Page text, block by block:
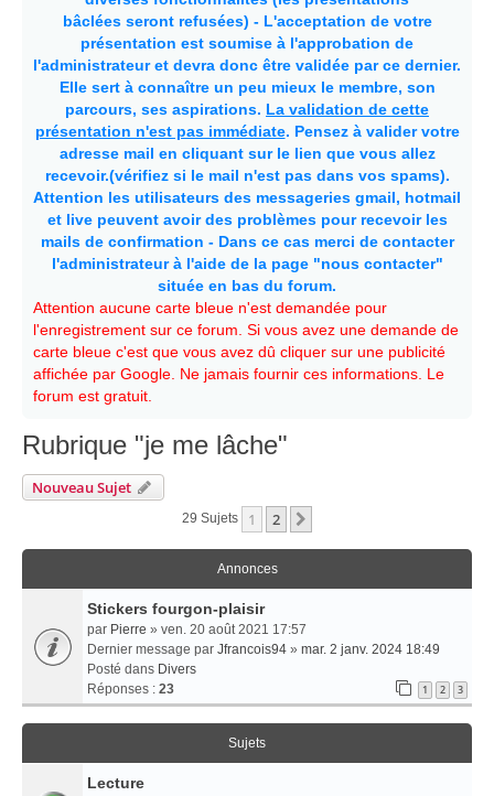
bâclées seront refusées) - L'acceptation de votre
présentation est soumise à l'approbation de
l'administrateur et devra donc être validée par ce dernier.
Elle sert à connaître un peu mieux le membre, son
parcours, ses aspirations. La validation de cette
présentation n'est pas immédiate. Pensez à valider votre
adresse mail en cliquant sur le lien que vous allez
recevoir.(vérifiez si le mail n'est pas dans vos spams).
Attention les utilisateurs des messageries gmail, hotmail
et live peuvent avoir des problèmes pour recevoir les
mails de confirmation - Dans ce cas merci de contacter
l'administrateur à l'aide de la page "nous contacter"
située en bas du forum.
Attention aucune carte bleue n'est demandée pour
l'enregistrement sur ce forum. Si vous avez une demande de
carte bleue c'est que vous avez dû cliquer sur une publicité
affichée par Google. Ne jamais fournir ces informations. Le
forum est gratuit.
Rubrique "je me lâche"
Nouveau Sujet
29 Sujets 1 2
Annonces
Stickers fourgon-plaisir
par Pierre » ven. 20 août 2021 17:57
Dernier message par Jfrancois94 » mar. 2 janv. 2024 18:49
Posté dans Divers
Réponses : 23 1 2 3
Sujets
Lecture